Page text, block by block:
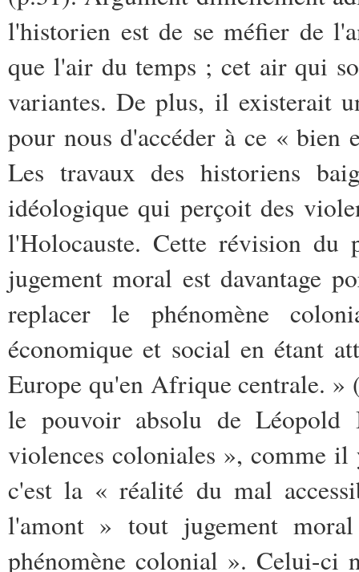
l'historien est de se méfier de
que l'air du temps ; cet air qui
variantes. De plus, il existerait
pour nous d'accéder à ce «
Les travaux des historiens
idéologique qui perçoit des
l'Holocauste. Cette révision du
jugement moral est davantage
replacer le phénomène
économique et social en étant
Europe qu'en Afrique centrale.
le pouvoir absolu de
violences coloniales », comme il
c'est la « réalité du mal
l'amont » tout jugement
phénomène colonial ». Celui-ci